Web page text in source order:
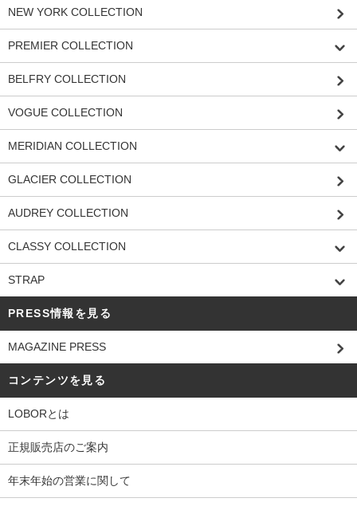
NEW YORK COLLECTION
PREMIER COLLECTION
BELFRY COLLECTION
VOGUE COLLECTION
MERIDIAN COLLECTION
GLACIER COLLECTION
AUDREY COLLECTION
CLASSY COLLECTION
STRAP
PRESS情報を見る
MAGAZINE PRESS
コンテンツを見る
LOBORとは
正規販売店のご案内
年末年始の営業に関して